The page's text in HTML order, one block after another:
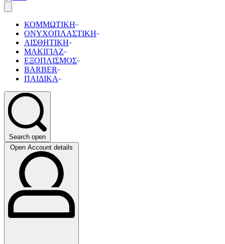
ΚΟΜΜΩΤΙΚΗ
ΟΝΥΧΟΠΛΑΣΤΙΚΗ
ΑΙΣΘΗΤΙΚΗ
ΜΑΚΙΓΙΑΖ
ΕΞΟΠΛΙΣΜΟΣ
BARBER
ΠΑΙΔΙΚΑ
Search open
Open Account details